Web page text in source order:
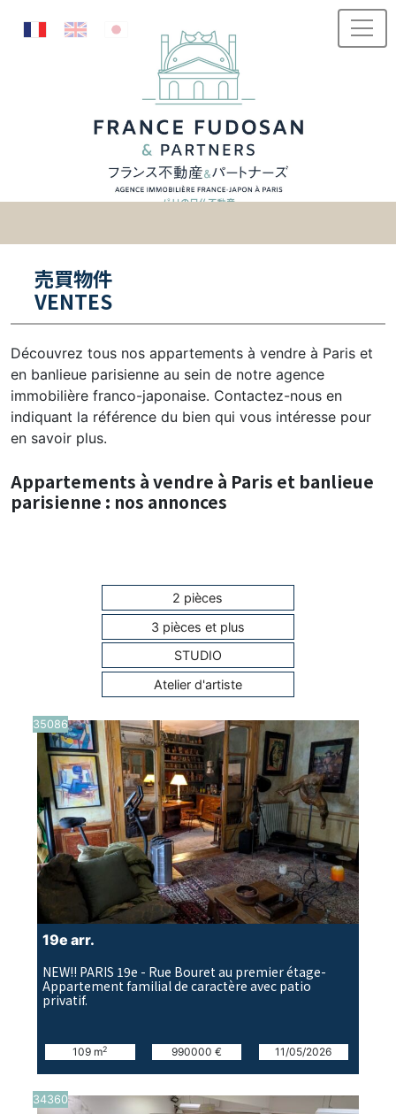
Passer au contenu
売買物件
VENTES
Découvrez tous nos appartements à vendre à Paris et
en banlieue parisienne au sein de notre agence
immobilière franco-japonaise. Contactez-nous en
indiquant la référence du bien qui vous intéresse pour
en savoir plus.
Appartements à vendre à Paris et banlieue
parisienne : nos annonces
2 pièces
3 pièces et plus
STUDIO
Atelier d'artiste
35086
19e arr.
NEW!! PARIS 19e - Rue Bouret au premier étage-
Appartement familial de caractère avec patio
privatif.
109 m2 990000 € 11/05/2026
34360